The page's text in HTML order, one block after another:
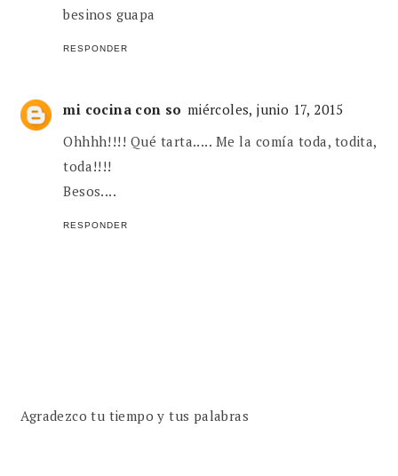
besinos guapa
RESPONDER
mi cocina con so miércoles, junio 17, 2015
Ohhhh!!!! Qué tarta..... Me la comía toda, todita,
toda!!!!
Besos....
RESPONDER
Agradezco tu tiempo y tus palabras